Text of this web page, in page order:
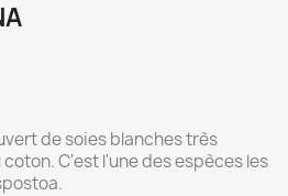
de soies blanches très
C'est l'une des espèces les